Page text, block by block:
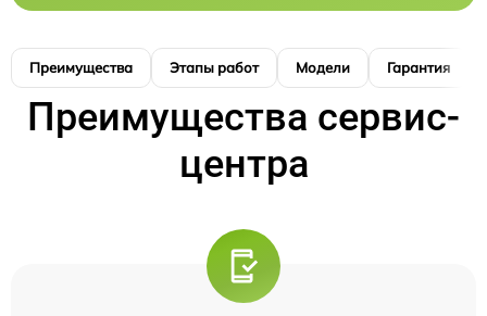
Преимущества Этапы работ Модели Гарантия
Преимущества сервис-
центра